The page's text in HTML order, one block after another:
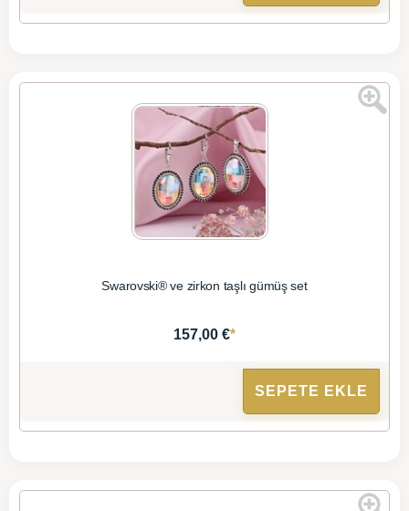
Swarovski® ve zirkon taşlı gümüş set
157,00 €*
SEPETE EKLE